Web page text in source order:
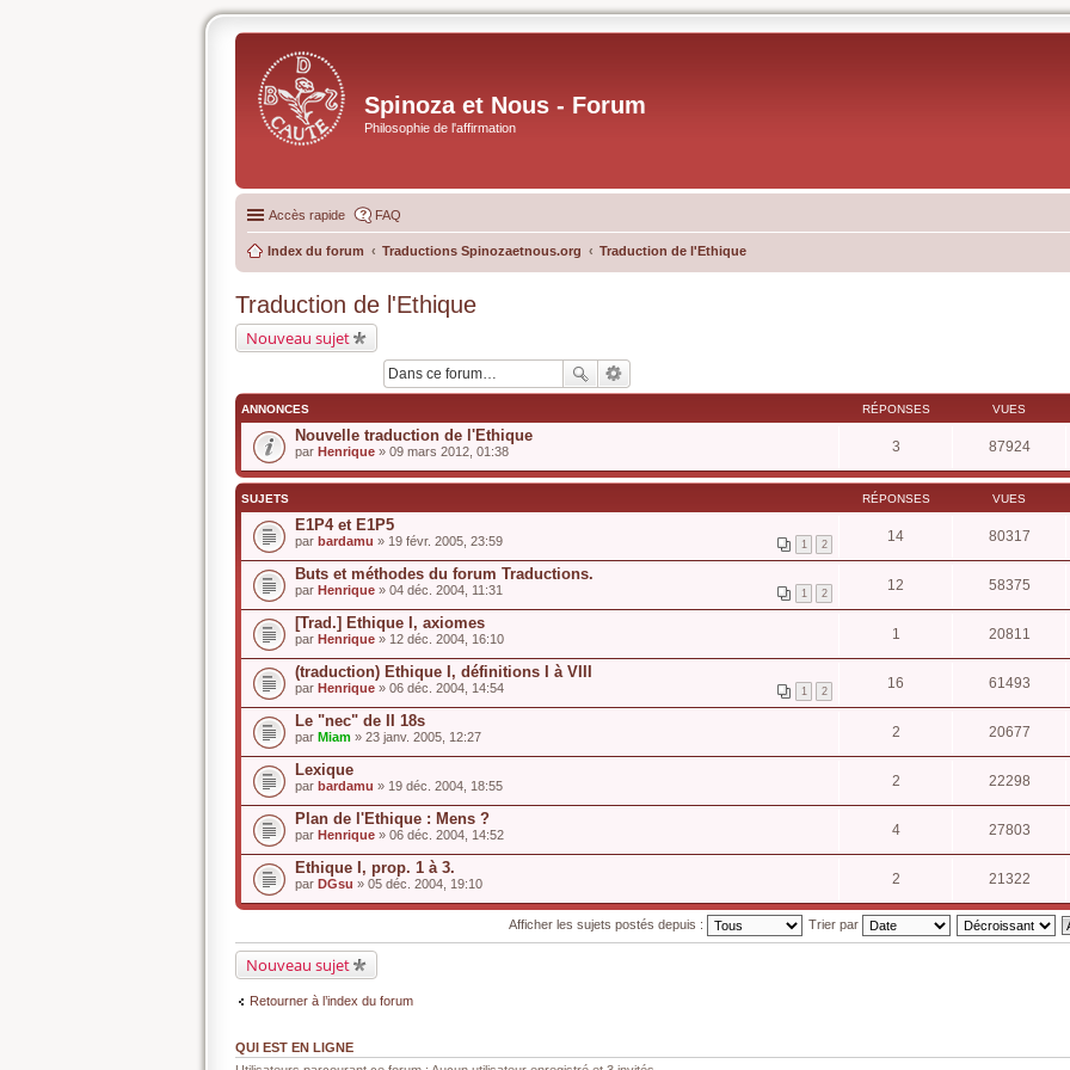
Spinoza et Nous - Forum
Philosophie de l'affirmation
Accès rapide FAQ
Index du forum Traductions Spinozaetnous.org Traduction de l'Ethique
Traduction de l'Ethique
Nouveau sujet
ANNONCES RÉPONSES VUES
Nouvelle traduction de l'Ethique
par Henrique » 09 mars 2012, 01:38 3 87924
SUJETS RÉPONSES VUES
E1P4 et E1P5
1 2
par bardamu » 19 févr. 2005, 23:59 14 80317
Buts et méthodes du forum Traductions.
1 2
par Henrique » 04 déc. 2004, 11:31 12 58375
[Trad.] Ethique I, axiomes
par Henrique » 12 déc. 2004, 16:10 1 20811
(traduction) Ethique I, définitions I à VIII
1 2
par Henrique » 06 déc. 2004, 14:54 16 61493
Le "nec" de II 18s
par Miam » 23 janv. 2005, 12:27 2 20677
Lexique
par bardamu » 19 déc. 2004, 18:55 2 22298
Plan de l'Ethique : Mens ?
par Henrique » 06 déc. 2004, 14:52 4 27803
Ethique I, prop. 1 à 3.
par DGsu » 05 déc. 2004, 19:10 2 21322
Afficher les sujets postés depuis : Trier par
Nouveau sujet
Retourner à l’index du forum
QUI EST EN LIGNE